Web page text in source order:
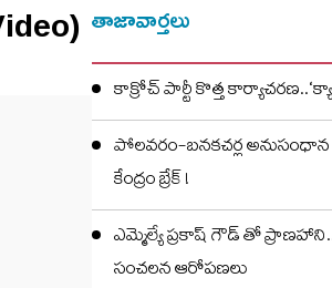
తాజావార్తలు
కాక్రోచ్ పార్టీ కొత్త కార్యాచరణ..‘క్యా
పోలవరం-బనకచర్ల అనుసంధాన
కేంద్రం బ్రేక్ !
ఎమ్మెల్యే ప్రకాష్ గౌడ్ తో
సంచలన ఆరోపణలు